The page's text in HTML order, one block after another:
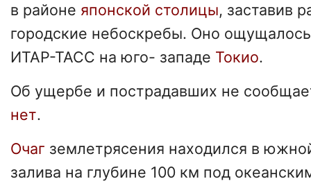
в районе японской столицы, заставив
городские небоскребы. Оно
ИТАР-ТАСС на юго- западе Токио.
Об ущербе и пострадавших не
нет.
Очаг землетрясения находился в
залива на глубине 100 км под